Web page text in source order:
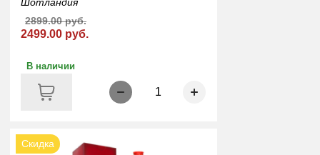
2499.00 руб.
2899.00 руб.
В наличии
1
Скидка